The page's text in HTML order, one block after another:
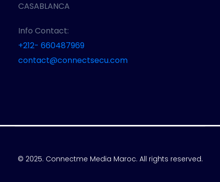
CASABLANCA
Info Contact:
+212- 660487969
contact@connectsecu.com
© 2025. Connectme Media Maroc. All rights reserved.